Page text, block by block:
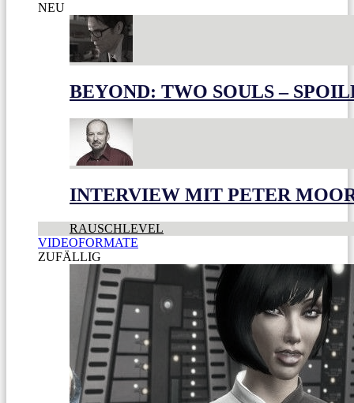
NEU
BEYOND: TWO SOULS –
INTERVIEW MIT PETER
RAUSCHLEVEL
VIDEOFORMATE
ZUFÄLLIG